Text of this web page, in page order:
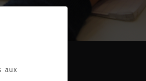
aux